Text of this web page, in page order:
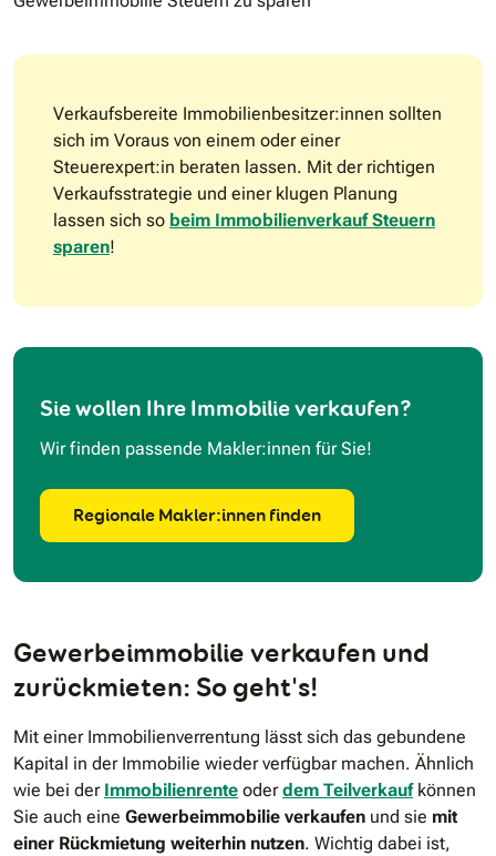
Verkaufsbereite Immobilienbesitzer:innen sollten
sich im Voraus von einem oder einer
Steuerexpert:in beraten lassen. Mit der richtigen
Verkaufsstrategie und einer klugen Planung
lassen sich so beim Immobilienverkauf Steuern
sparen!
Sie wollen Ihre Immobilie verkaufen?
Wir finden passende Makler:innen für Sie!
Regionale Makler:innen finden
Gewerbeimmobilie verkaufen und
zurückmieten: So geht's!
Mit einer Immobilienverrentung lässt sich das gebundene
Kapital in der Immobilie wieder verfügbar machen. Ähnlich
wie bei der Immobilienrente oderdem Teilverkaufkönnen
Sie auch eine Gewerbeimmobilie verkaufen und sie mit
einer Rückmietung weiterhin nutzen. Wichtig dabei ist,